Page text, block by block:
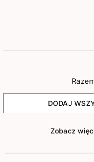
DODAJ
Zobacz